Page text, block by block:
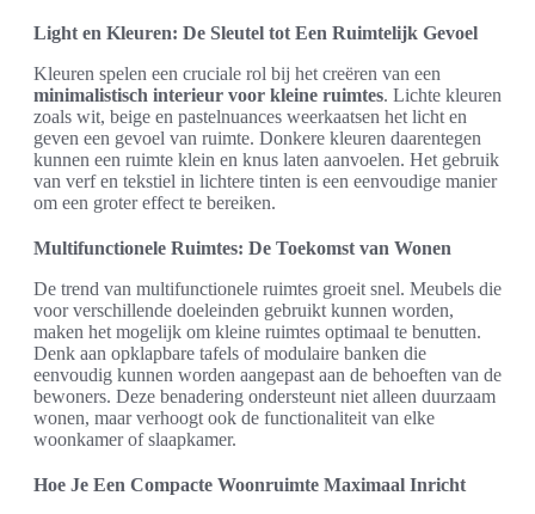
Light en Kleuren: De Sleutel tot Een Ruimtelijk Gevoel
Kleuren spelen een cruciale rol bij het creëren van een
minimalistisch interieur voor kleine ruimtes. Lichte kleuren
zoals wit, beige en pastelnuances weerkaatsen het licht en
geven een gevoel van ruimte. Donkere kleuren daarentegen
kunnen een ruimte klein en knus laten aanvoelen. Het gebruik
van verf en tekstiel in lichtere tinten is een eenvoudige manier
om een groter effect te bereiken.
Multifunctionele Ruimtes: De Toekomst van Wonen
De trend van multifunctionele ruimtes groeit snel. Meubels die
voor verschillende doeleinden gebruikt kunnen worden,
maken het mogelijk om kleine ruimtes optimaal te benutten.
Denk aan opklapbare tafels of modulaire banken die
eenvoudig kunnen worden aangepast aan de behoeften van de
bewoners. Deze benadering ondersteunt niet alleen duurzaam
wonen, maar verhoogt ook de functionaliteit van elke
woonkamer of slaapkamer.
Hoe Je Een Compacte Woonruimte Maximaal Inricht